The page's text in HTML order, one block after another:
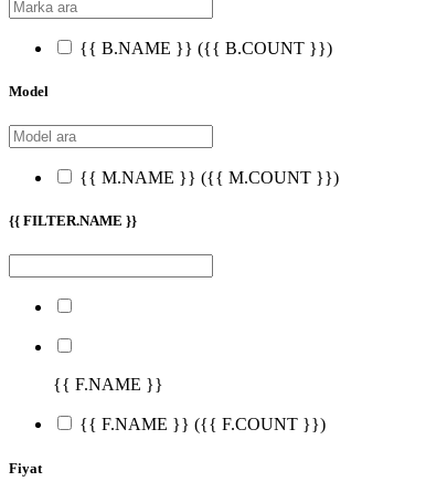
{{ B.NAME }} ({{ B.COUNT }})
Model
{{ M.NAME }} ({{ M.COUNT }})
{{ FILTER.NAME }}
{{ F.NAME }}
{{ F.NAME }} ({{ F.COUNT }})
Fiyat